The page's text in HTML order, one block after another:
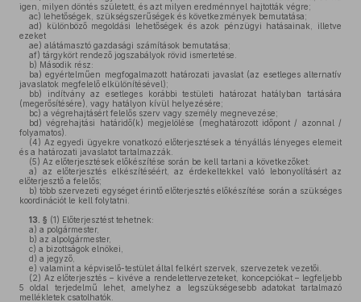
igen, milyen döntés született, és azt milyen eredménnyel hajtották végre;
ac) lehetőségek, szükségszerűségek és következmények bemutatása;
ad) különböző megoldási lehetőségek és azok pénzügyi hatásainak, illetve
ezeket
ae) alátámasztó gazdasági számítások bemutatása;
af) tárgykört rendező jogszabályok rövid ismertetése.
b) Második rész:
ba) egyértelműen megfogalmazott határozati javaslat (az esetleges alternatív
javaslatok megfelelő elkülönítésével);
bb) indítvány az esetleges korábbi testületi határozat hatályban tartására
(megerősítésére), vagy hatályon kívül helyezésére;
bc) a végrehajtásért felelős szerv vagy személy megnevezése;
bd) végrehajtási határidő(k) megjelölése (meghatározott időpont / azonnal /
folyamatos).
(4) Az egyedi ügyekre vonatkozó előterjesztések a tényállás lényeges elemeit
és a határozati javaslatot tartalmazzák.
(5) Az előterjesztések előkészítése során be kell tartani a következőket:
a) az előterjesztés elkészítéséért, az érdekeltekkel való lebonyolításért az
előterjesztő a felelős;
b) több szervezeti egységet érintő előterjesztés előkészítése során a szükséges
koordinációt le kell folytatni.
13. § (1) Előterjesztést tehetnek:
a) a polgármester,
b) az alpolgármester,
c) a bizottságok elnökei,
d) a jegyző,
e) valamint a képviselő-testület által felkért szervek, szervezetek vezetői.
(2) Az előterjesztés – kivéve a rendelettervezeteket, koncepciókat – legfeljebb
5 oldal terjedelmű lehet, amelyhez a legszükségesebb adatokat tartalmazó
mellékletek csatolhatók.